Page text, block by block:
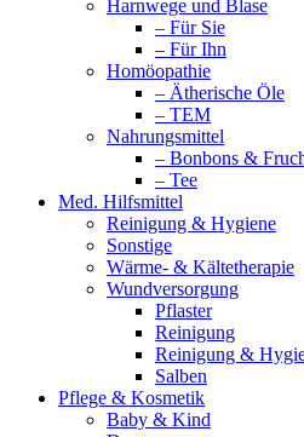
Harnwege und Blase
– Für Sie
– Für Ihn
Homöopathie
– Ätherische Öle
– TEM
Nahrungsmittel
– Bonbons &
– Tee
Med. Hilfsmittel
Reinigung & Hygiene
Sonstige
Wärme- & Kältetherapie
Wundversorgung
Pflaster
Reinigung
Reinigung &
Salben
Pflege & Kosmetik
Baby & Kind